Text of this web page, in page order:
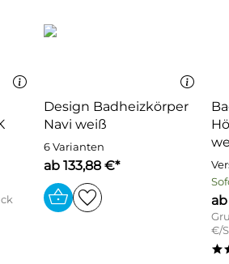
Design Badheizkörper
Navi weiß
6 Varianten
ab 133,88 €*
€/